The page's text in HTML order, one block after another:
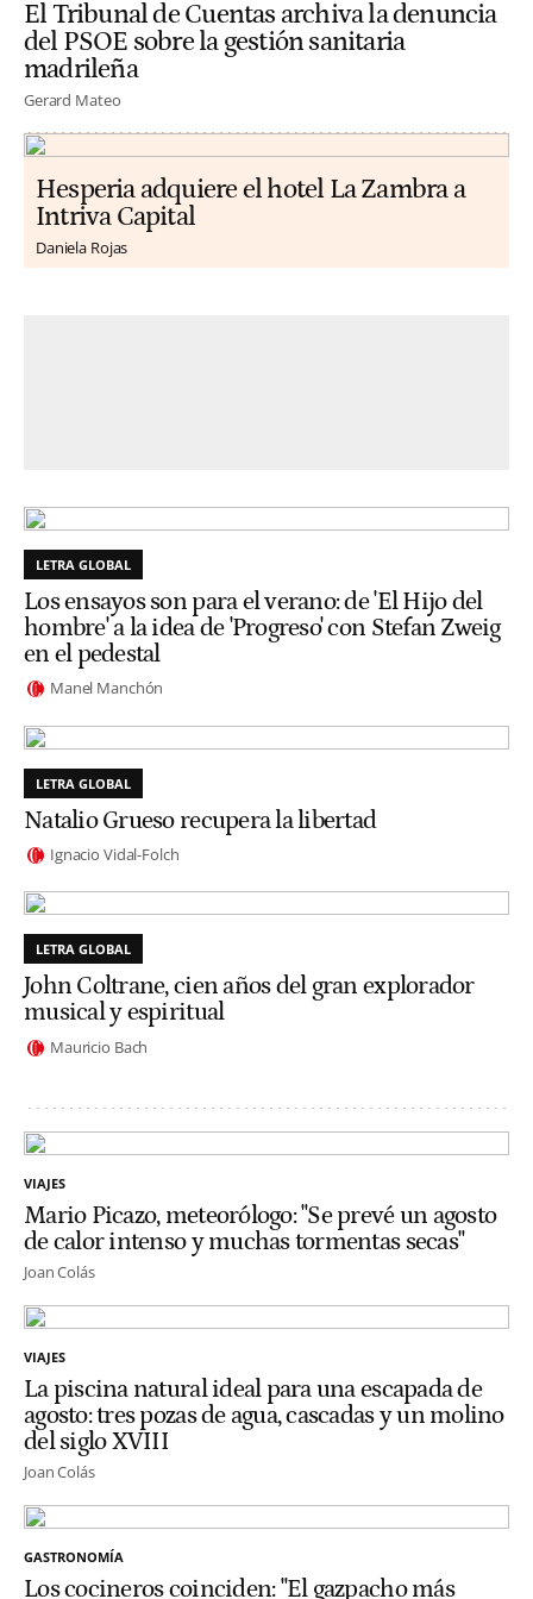
El Tribunal de Cuentas archiva la denuncia
del PSOE sobre la gestión sanitaria
madrileña
Gerard Mateo
Hesperia adquiere el hotel La Zambra a
Intriva Capital
Daniela Rojas
LETRA GLOBAL
Los ensayos son para el verano: de 'El Hijo del
hombre' a la idea de 'Progreso' con Stefan Zweig
en el pedestal
Manel Manchón
LETRA GLOBAL
Natalio Grueso recupera la libertad
Ignacio Vidal-Folch
LETRA GLOBAL
John Coltrane, cien años del gran explorador
musical y espiritual
Mauricio Bach
VIAJES
Mario Picazo, meteorólogo: "Se prevé un agosto
de calor intenso y muchas tormentas secas"
Joan Colás
VIAJES
La piscina natural ideal para una escapada de
agosto: tres pozas de agua, cascadas y un molino
del siglo XVIII
Joan Colás
GASTRONOMÍA
Los cocineros coinciden: "El gazpacho más